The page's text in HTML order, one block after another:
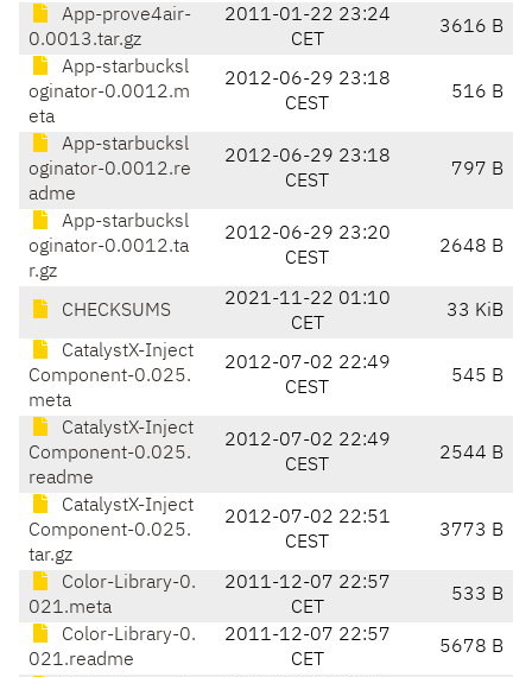
App-prove4air-
0.0013.tar.gz
2011-01-22 23:24
CET
3616 B
App-starbucksl
oginator-0.0012.m
eta
2012-06-29 23:18
CEST
516 B
App-starbucksl
oginator-0.0012.re
adme
2012-06-29 23:18
CEST
797 B
App-starbucksl
oginator-0.0012.ta
r.gz
2012-06-29 23:20
CEST
2648 B
CHECKSUMS
2021-11-22 01:10
CET
33 KiB
CatalystX-Inject
Component-0.025.
meta
2012-07-02 22:49
CEST
545 B
CatalystX-Inject
Component-0.025.
readme
2012-07-02 22:49
CEST
2544 B
CatalystX-Inject
Component-0.025.
tar.gz
2012-07-02 22:51
CEST
3773 B
Color-Library-0.
021.meta
2011-12-07 22:57
CET
533 B
Color-Library-0.
021.readme
2011-12-07 22:57
CET
5678 B